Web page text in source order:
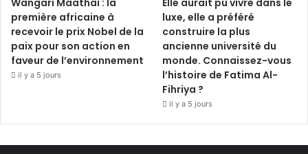
Wangari Maathai : la
première africaine à
recevoir le prix Nobel de la
paix pour son action en
faveur de l’environnement
il y a 5 jours
Elle aurait pu vivre dans le
luxe, elle a préféré
construire la plus
ancienne université du
monde. Connaissez-vous
l’histoire de Fatima Al-
Fihriya ?
il y a 5 jours